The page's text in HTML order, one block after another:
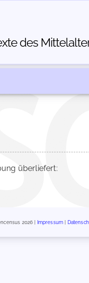
des
überliefert:
2026 | Impressum